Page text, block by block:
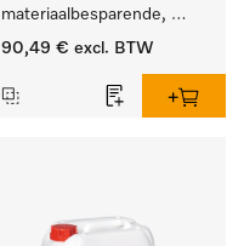
materiaalbesparende,
machinale reiniging van
gerei.
90,49 € excl. BTW